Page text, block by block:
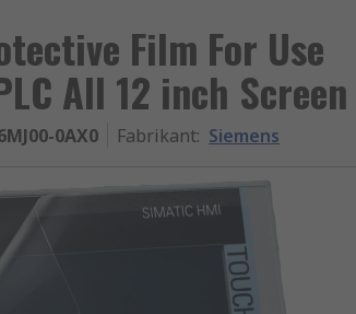
Film For Use
All 12 inch Screen
0AX0 Fabrikant: Siemens